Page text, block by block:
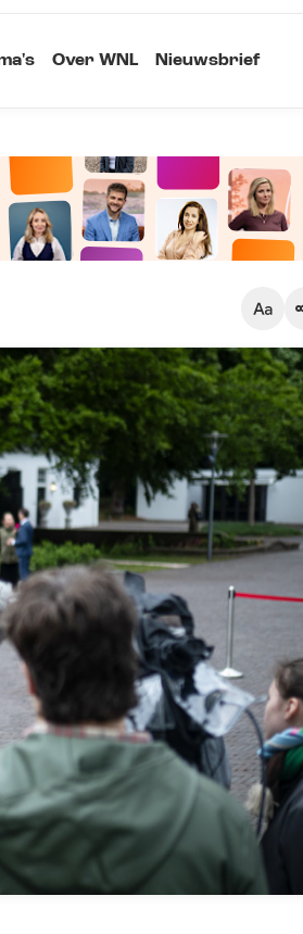
Over WNL Nieuwsbrief
Klein
Standaard
Groot
Kopieer link